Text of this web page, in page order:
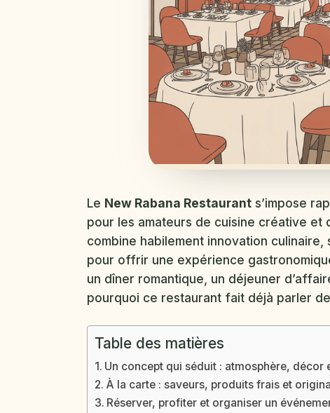
Le New Rabana Restaurant s’impose
pour les amateurs de cuisine créative et
combine habilement innovation
pour offrir une expérience
un dîner romantique, un déjeuner
pourquoi ce restaurant fait déjà parler
Table des matières
Un concept qui séduit : atmosphère, décor
À la carte : saveurs, produits frais et
Réserver, profiter et organiser un